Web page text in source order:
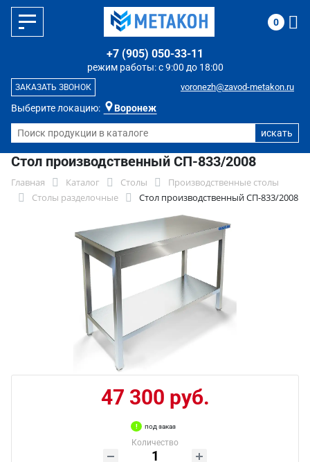
Выберите локацию: Воронеж
режим работы: с 9:00 до 18:00
+7 (905) 050-33-11
voronezh@zavod-metakon.ru
ЗАКАЗАТЬ ЗВОНОК
0
Стол производственный СП-833/2008
Главная Каталог Столы
Производственные столы
Столы разделочные
Стол производственный СП-833/2008
47 300 руб.
под заказ
Количество